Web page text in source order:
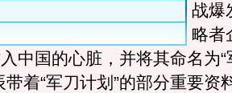
战爆
略者
中国的心脏，并将其命名为“
着“军刀计划”的部分重要资